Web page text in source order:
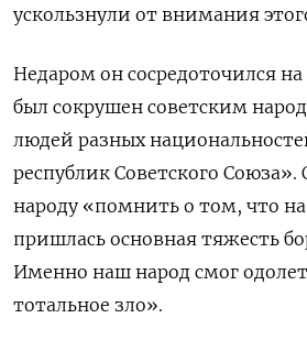
ускользнули от внимания
Недаром он сосредоточился
был сокрушен советским
людей разных
республик Советского
народу «помнить о том, что
пришлась основная тяжесть
Именно наш народ смог
тотальное зло».